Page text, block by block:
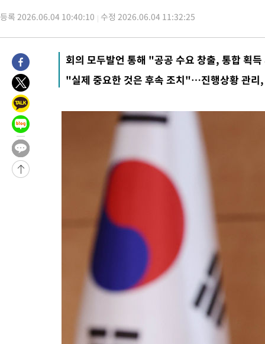
-12328초 전 >11시간 압수수색에 성접대 파문까지…'쑥대밭' 된 축구협회
-11350초 전 >[속보]규제합리화위원회 부위원장에 김태유 서울대 공대 교
병태 후임
-7708초 전 >
[속보]국힘 윤리위, '돌려차기 발언' 진종오·서범수 징계 절차
-3033초 전 >
[속보] 7월 중국 수출 23.9%↑ 수입 27.5%↑…무역총액
-193초 전 >
[속보]'채상병 순직 책임' 임성근, 항소심도 징역 3년
-59초 전 >
55분 전 >
민주 콩고 에볼라환자 4천명 돌파, 4053명 발생 1850명 사망
-24525초 전 >
"낮 기온 소폭 하락"…수도권 폭염중대경보, 폭염경보로 하향
-24489초 전 >
[속보]이 대통령, '호우피해' 안동·의성 관할 4개 면 특별재난
선포
-24452초 전 >
[단독]중수청 지원 검사들, 정원 초과 시 낮은 계급 임용…희망
낮 최고 37도 찜통더위…곳곳 소나기·강원 많은 비[내일날씨]
SK하이닉스, 용인·청주 팹에 54조 투자…"AI 메모리 수요 선
여자배구 이재영·이다영 자매, 아제르바이잔 투란VC 입단
외국인 심판 성 접대 7경기 들여다보니…한국 축구 '5승 2무'
[속보]코스닥, 2.86포인트(0.36%) 내린 798.81마감
[속보]코스피, 6200선 약보합…0.60% 내린 6258.77에 마쳐
[속보]원·달러 환율, 7.7원 내린 1416.1원 마감
[속보] 노원서 40.1도 관측…서울, 2018년 이후 첫 40도
[속보]종합특검, '계엄 수용공간 확보' 신용해 前교정본부장
외신들도 주목한 韓축구 파문…"국민적 공분에 수사 재개"
등록 2026.06.04 10:40:10 수정 2026.06.04 11:32:25
회의 모두발언 통해 "공공 수요 창출, 통합 획
"실제 중요한 것은 후속 조치"…진행상황 관리,